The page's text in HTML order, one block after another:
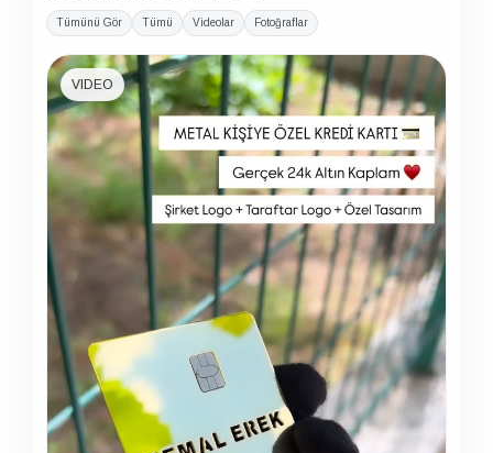
Tümünü Gör Tümü Videolar Fotoğraflar
VIDEO